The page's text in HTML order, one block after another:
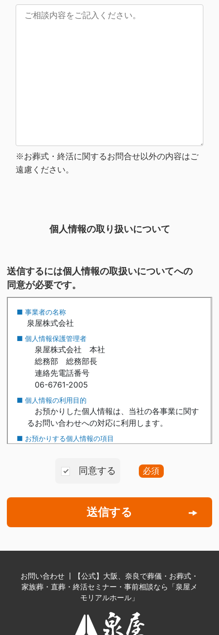
※お葬式・終活に関するお問合せ以外の内容はご
遠慮ください。
個人情報の取り扱いについて
送信するには個人情報の取扱いについてへの
同意が必要です。
同意する 必須
お問い合わせ 丨【公式】大阪、奈良で葬儀・お葬式・
家族葬・直葬・終活セミナー・事前相談なら「泉屋メ
モリアルホール」